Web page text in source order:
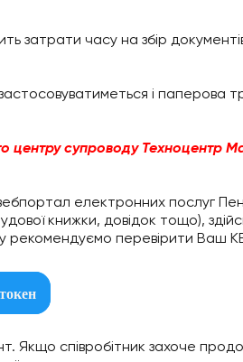
затрати часу на збір
і паперова
центру супроводу Техноцентр
електронних послуг
книжки, довідок тощо),
рекомендуємо перевірити Ваш
Якщо співробітник захоче